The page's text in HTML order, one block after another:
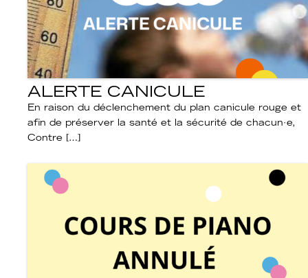
ALERTE CANICULE
En raison du déclenchement du plan canicule rouge et
afin de préserver la santé et la sécurité de chacun·e,
Contre […]